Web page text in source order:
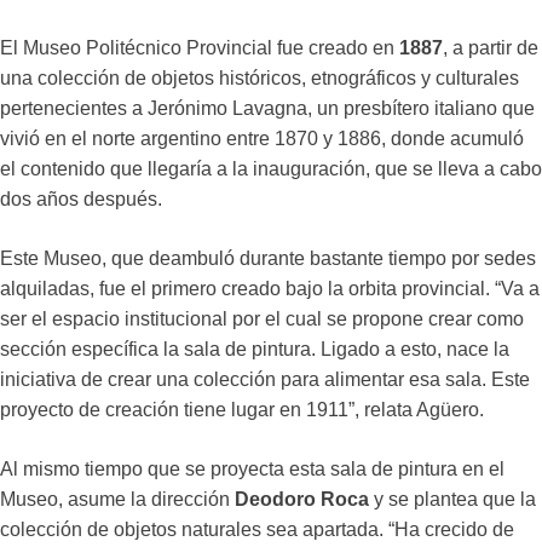
El Museo Politécnico Provincial fue creado en 1887, a partir de
una colección de objetos históricos, etnográficos y culturales
pertenecientes a Jerónimo Lavagna, un presbítero italiano que
vivió en el norte argentino entre 1870 y 1886, donde acumuló
el contenido que llegaría a la inauguración, que se lleva a cabo
dos años después.
Este Museo, que deambuló durante bastante tiempo por sedes
alquiladas, fue el primero creado bajo la orbita provincial. “Va a
ser el espacio institucional por el cual se propone crear como
sección específica la sala de pintura. Ligado a esto, nace la
iniciativa de crear una colección para alimentar esa sala. Este
proyecto de creación tiene lugar en 1911”, relata Agüero.
Al mismo tiempo que se proyecta esta sala de pintura en el
Museo, asume la dirección Deodoro Roca y se plantea que la
colección de objetos naturales sea apartada. “Ha crecido de